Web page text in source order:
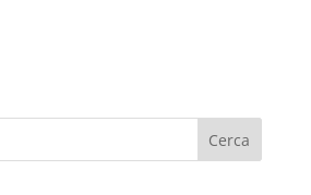
Cerca